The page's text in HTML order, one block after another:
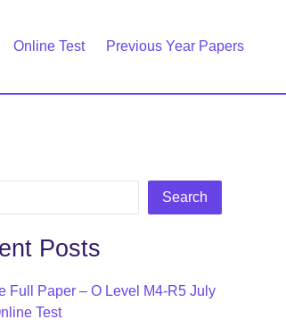
Online Test Previous Year Papers
Search
Posts
Full Paper – O Level M4-R5 July
Test